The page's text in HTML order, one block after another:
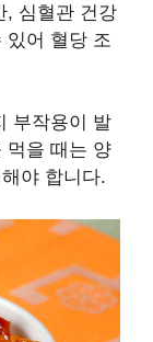
, 심혈관 건강
있어 혈당 조
부작용이 발
먹을 때는 양
야 합니다.